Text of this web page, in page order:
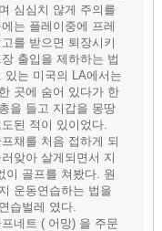
심심치 않게 주의를
는 플레이중에 프레
를 받으면 퇴장시키
출입을 제하하는 법
있는 미국의 LA에서는
곳에 숨어 있다가 한
을 들고 지갑을 몽땅
된 적이 있이었다.
채를 처음 접하게 되
앚아 살게되면서 지
이 골프를 쳐봤다. 원
운동연습하는 법을
습벌레 였다.
네트 ( 어망) 을 주문